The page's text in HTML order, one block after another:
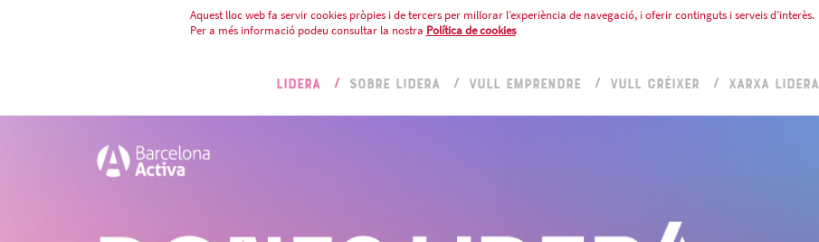
Aquest lloc web fa servir cookies pròpies i de tercers per millorar l’experiència de navegació, i oferir continguts i serveis d’interès.
Per a més informació podeu consultar la nostra Política de cookies
LIDERA SOBRE LIDERA VULL EMPRENDRE VULL CRÉIXER XARXA LIDERA